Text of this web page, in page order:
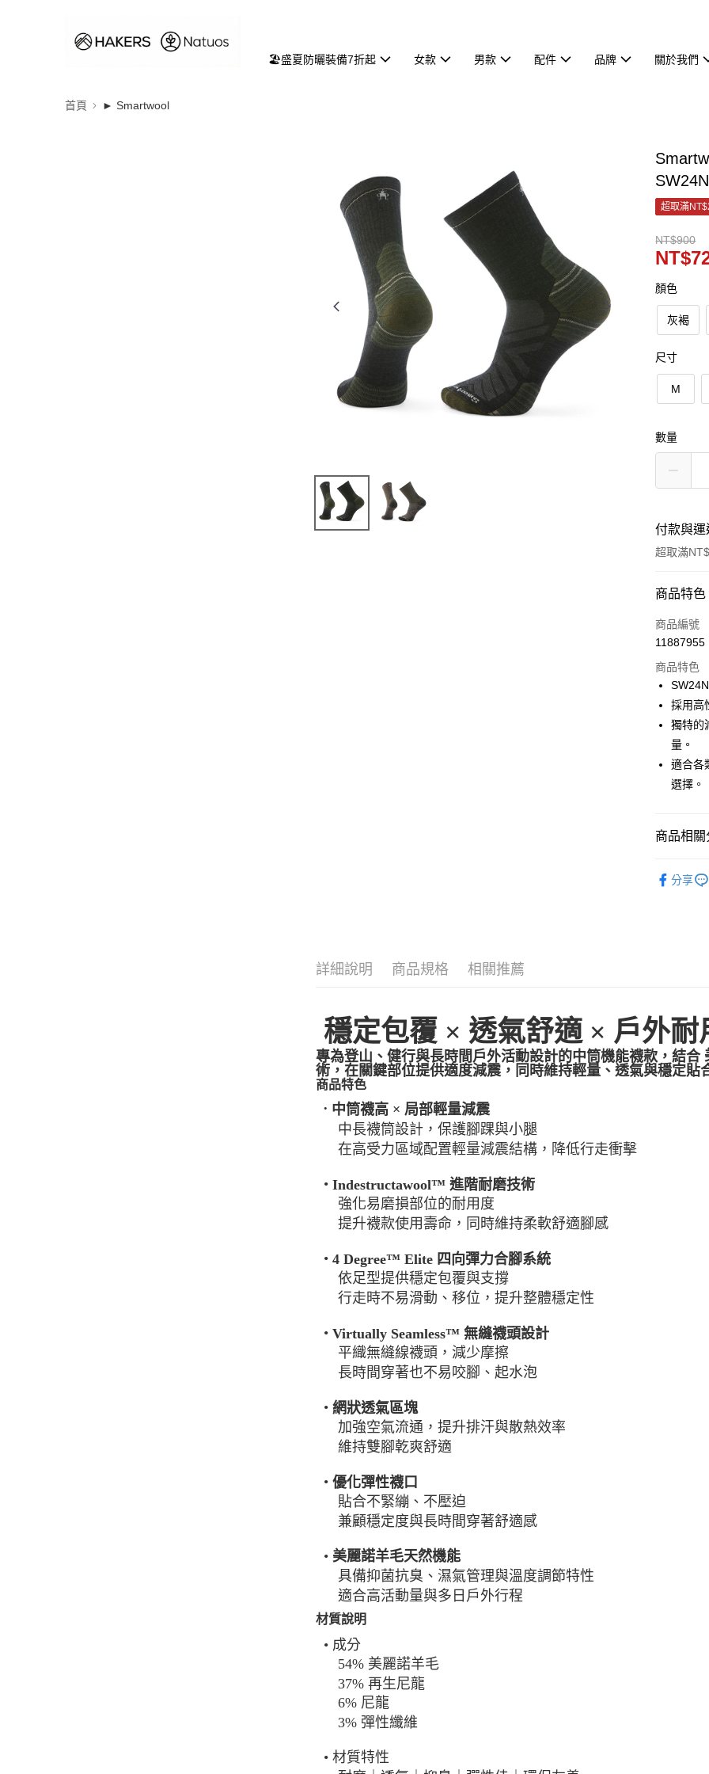
🏖️盛夏防曬裝備7折起 女款 男款 配件 品牌 關於我們
首頁 ► Smartwool
超取滿
NT$900
顏色
灰褐
尺寸
M
數量
付款與
超取滿
付款方式
信用卡一
Apple Pay
街口支付
悠遊付
ATM付款
每筆
一般宅配
每筆
商品特色
商品編號
11887955
商品特色
採用高
獨特的
量。
適合各
選擇。
商品相關
分享
詳細說明 商品規格 相關推薦
穩定包覆 × 透氣舒適 × 戶外耐
專為登山、健行與長時間戶外活動設計的中筒機能襪款，結合
術，在關鍵部位提供適度減震，同時維持輕量、透氣與穩定貼
商品特色
• 中筒襪高 × 局部輕量減震
中長襪筒設計，保護腳踝與小腿
在高受力區域配置輕量減震結構，降低行走衝擊
•Indestructawool™ 進階耐磨技術
強化易磨損部位的耐用度
提升襪款使用壽命，同時維持柔軟舒適腳感
•4 Degree™ Elite 四向彈力合腳系統
依足型提供穩定包覆與支撐
行走時不易滑動、移位，提升整體穩定性
•Virtually Seamless™ 無縫襪頭設計
平織無縫線襪頭，減少摩擦
長時間穿著也不易咬腳、起水泡
•網狀透氣區塊
加強空氣流通，提升排汗與散熱效率
維持雙腳乾爽舒適
•優化彈性襪口
貼合不緊繃、不壓迫
兼顧穩定度與長時間穿著舒適感
• 美麗諾羊毛天然機能
具備抑菌抗臭、濕氣管理與溫度調節特性
適合高活動量與多日戶外行程
材質說明
• 成分
54% 美麗諾羊毛
37% 再生尼龍
6% 尼龍
3% 彈性纖維
• 材質特性